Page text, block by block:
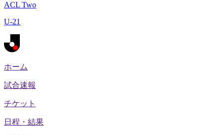
ACL Two
U-21
ホーム
試合速報
チケット
日程・結果